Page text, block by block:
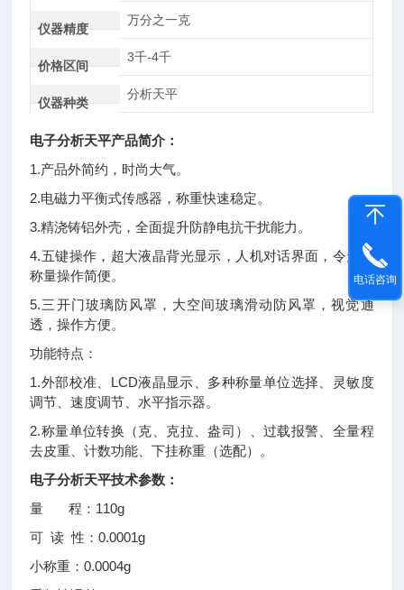
仪器精度
万分之一克
价格区间
3千-4千
仪器种类
分析天平
电子分析天平产品简介：
1.产品外简约，时尚大气。
2.电磁力平衡式传感器，称重快速稳定。
3.精浇铸铝外壳，全面提升防静电抗干扰能力。
4.五键操作，超大液晶背光显示，人机对话界面，令天平
称量操作简便。
5.三开门玻璃防风罩，大空间玻璃滑动防风罩，视觉通
透，操作方便。
功能特点：
1.外部校准、LCD液晶显示、多种称量单位选择、灵敏度
调节、速度调节、水平指示器。
2.称量单位转换（克、克拉、盎司）、过载报警、全量程
去皮重、计数功能、下挂称重（选配）。
电子分析天平技术参数：
量 程：110g
可 读 性：0.0001g
小称重：0.0004g
电话咨询